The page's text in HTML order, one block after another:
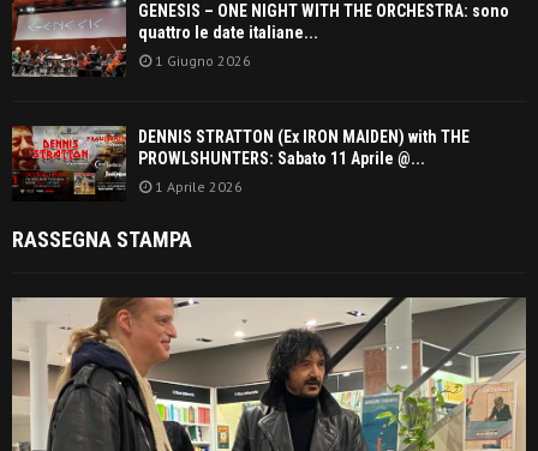
GENESIS – ONE NIGHT WITH THE ORCHESTRA: sono
quattro le date italiane...
1 Giugno 2026
DENNIS STRATTON (Ex IRON MAIDEN) with THE
PROWLSHUNTERS: Sabato 11 Aprile @...
1 Aprile 2026
RASSEGNA STAMPA